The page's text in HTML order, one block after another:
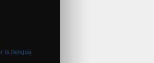
la llengua